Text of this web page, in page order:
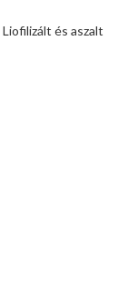
Liofilizált és aszalt